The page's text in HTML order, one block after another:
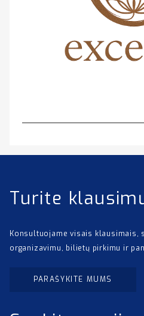
Turite
Konsultuojame visais klausimais,
organizavimu, bilietų pirkimu ir
PARAŠYKITE MUMS